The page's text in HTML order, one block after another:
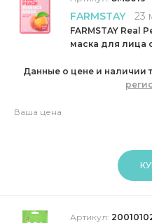
FARMSTAY 23
FARMSTAY Real
маска для лица
Данные о цене и наличии
Ваша цена
Артикул: